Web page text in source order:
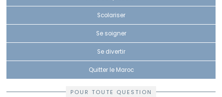
Scolariser
Se soigner
Se divertir
Quitter le Maroc
POUR TOUTE QUESTION